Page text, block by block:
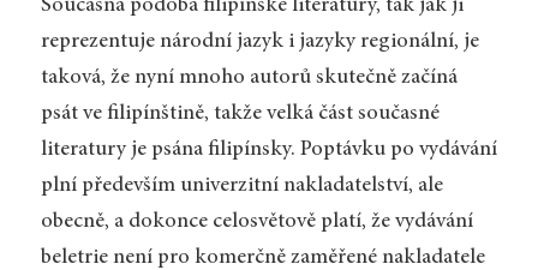
Současná podoba filipínské literatury, tak jak ji
reprezentuje národní jazyk i jazyky regionální, je
taková, že nyní mnoho autorů skutečně začíná
psát ve filipínštině, takže velká část současné
literatury je psána filipínsky. Poptávku po vydávání
plní především univerzitní nakladatelství, ale
obecně, a dokonce celosvětově platí, že vydávání
beletrie není pro komerčně zaměřené nakladatele